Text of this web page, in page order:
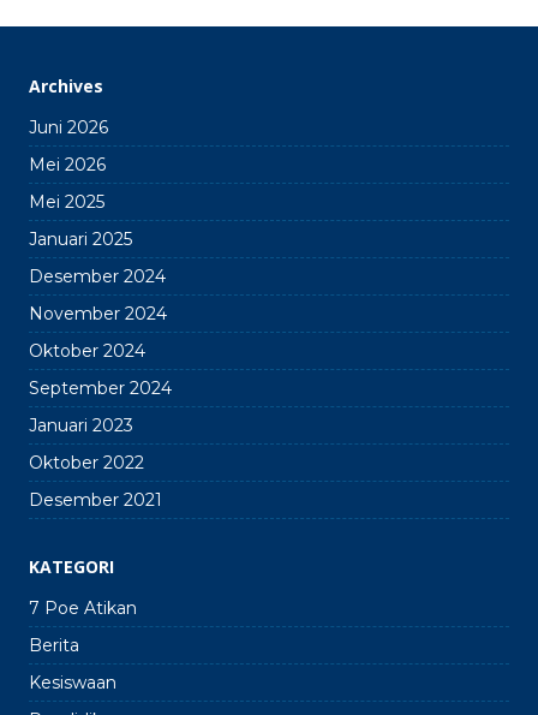
Archives
Juni 2026
Mei 2026
Mei 2025
Januari 2025
Desember 2024
November 2024
Oktober 2024
September 2024
Januari 2023
Oktober 2022
Desember 2021
KATEGORI
7 Poe Atikan
Berita
Kesiswaan